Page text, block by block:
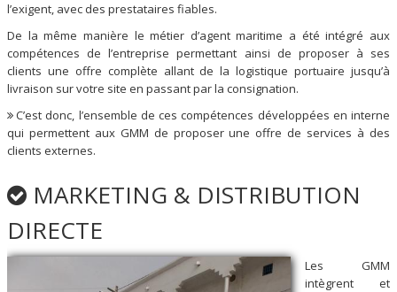
l’exigent, avec des prestataires fiables.
De la même manière le métier d’agent maritime a été intégré aux
compétences de l’entreprise permettant ainsi de proposer à ses
clients une offre complète allant de la logistique portuaire jusqu’à
livraison sur votre site en passant par la consignation.
C’est donc, l’ensemble de ces compétences développées en interne
qui permettent aux GMM de proposer une offre de services à des
clients externes.
MARKETING & DISTRIBUTION
DIRECTE
Les GMM
intègrent et